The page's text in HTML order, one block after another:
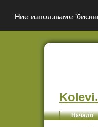
Ние използваме
Начало